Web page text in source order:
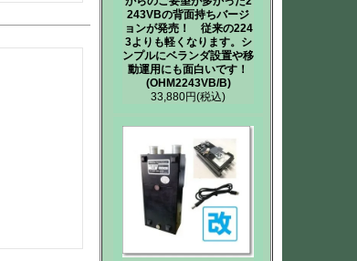
243VBの背面持ちバージ
ョンが発売！ 従来の224
3よりも軽くなります。シ
ンプルにベランダ設置や移
動運用にも面白いです！
(OHM2243VB/B)
33,880円(税込)